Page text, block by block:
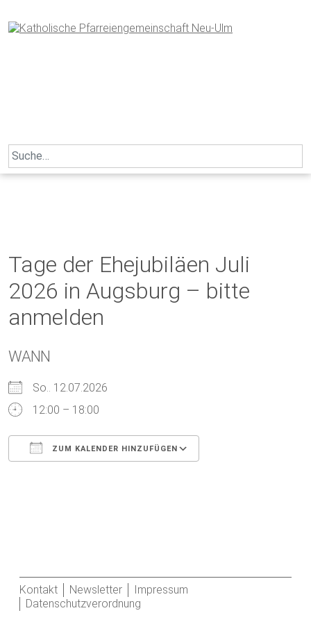
to
content
Search
for:
Tage der Ehejubiläen Juli
2026 in Augsburg – bitte
anmelden
WANN
So.. 12.07.2026
12:00 – 18:00
ZUM KALENDER HINZUFÜGEN
Kontakt Newsletter
Impressum
Datenschutzverordnung